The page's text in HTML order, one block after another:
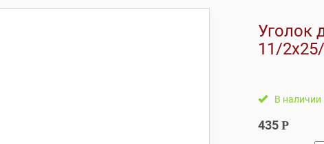
Уголок
11/
В наличии
435Р